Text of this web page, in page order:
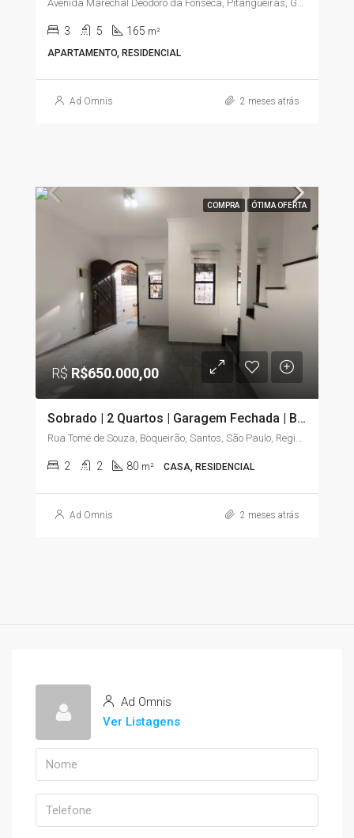
3 5 165 m²
APARTAMENTO, RESIDENCIAL
Ad Omnis 2 meses atrás
COMPRA ÓTIMA OFERTA
R$R$650.000,00
Sobrado | 2 Quartos | Garagem Fechada | Boqueirão – Santos/SP
Rua Tomé de Souza, Boqueirão, Santos, São Paulo, Região Sudeste, 11045-904, Brasil
2 2 80 m² CASA, RESIDENCIAL
Ad Omnis 2 meses atrás
Ad Omnis
Ver Listagens